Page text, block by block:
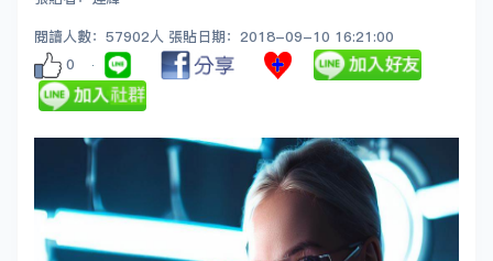
閱讀人數：57902人 張貼日期：2018-09-10 16:21:00
0